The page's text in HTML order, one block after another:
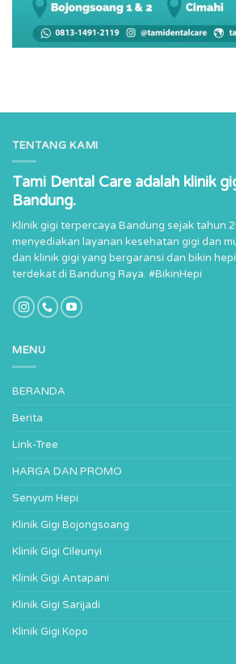
TENTANG KAMI
Tami Dental Care adalah klinik
Bandung.
Klinik gigi terpercaya Bandung sejak tahun
menyediakan layanan kesehatan gigi dan
dan klinik gigi yang bergaransi dan bikin
terdekat di Bandung Raya. #BikinHepi
MENU
BERANDA
Berita
Link-Tree
HARGA DAN PROMO
Senyum Hepi
Klinik Gigi Bojongsoang
Klinik Gigi Cileunyi
Klinik Gigi Antapani
Klinik Gigi Sarijadi
Klinik Gigi Kopo